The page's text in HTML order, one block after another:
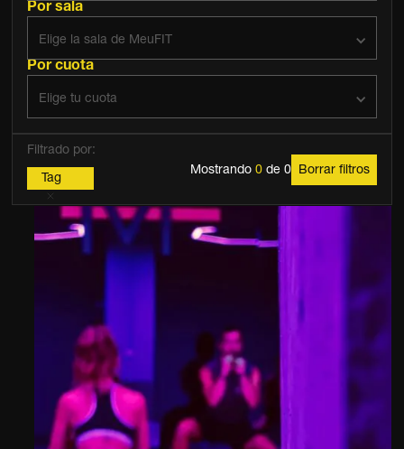
Por sala
Elige la sala de MeuFIT
Por cuota
Elige tu cuota
Filtrado por:
Tag
Mostrando 0de 0 Borrar filtros